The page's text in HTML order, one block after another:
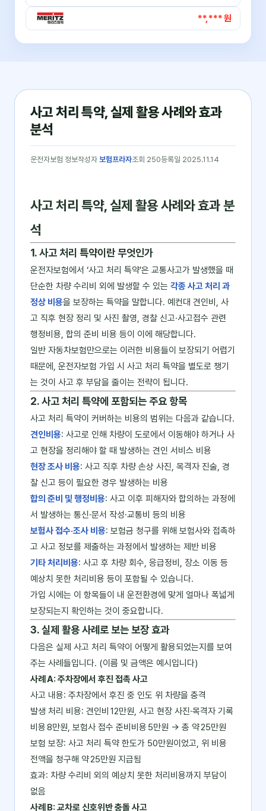
**,*** 원
사고 처리 특약, 실제 활용 사례와 효과
분석
운전자보험 정보작성자 보험프라자조회 250등록일 2025.11.14
사고 처리 특약, 실제 활용 사례와 효과 분
석
1. 사고 처리 특약이란 무엇인가
운전자보험에서 ‘사고 처리 특약’은 교통사고가 발생했을 때
단순한 차량 수리비 외에 발생할 수 있는 각종 사고 처리 과
정상 비용을 보장하는 특약을 말합니다. 예컨대 견인비, 사
고 직후 현장 정리 및 사진 촬영, 경찰 신고·사고접수 관련
행정비용, 합의 준비 비용 등이 이에 해당합니다.
일반 자동차보험만으로는 이러한 비용들이 보장되기 어렵기
때문에, 운전자보험 가입 시 사고 처리 특약을 별도로 챙기
는 것이 사고 후 부담을 줄이는 전략이 됩니다.
2. 사고 처리 특약에 포함되는 주요 항목
사고 처리 특약이 커버하는 비용의 범위는 다음과 같습니다.
견인비용: 사고로 인해 차량이 도로에서 이동해야 하거나 사
고 현장을 정리해야 할 때 발생하는 견인 서비스 비용
현장 조사 비용: 사고 직후 차량 손상 사진, 목격자 진술, 경
찰 신고 등이 필요한 경우 발생하는 비용
합의 준비 및 행정비용: 사고 이후 피해자와 합의하는 과정에
서 발생하는 통신·문서 작성·교통비 등의 비용
보험사 접수·조사 비용: 보험금 청구를 위해 보험사와 접촉하
고 사고 정보를 제출하는 과정에서 발생하는 제반 비용
기타 처리비용: 사고 후 차량 회수, 응급정비, 장소 이동 등
예상치 못한 처리비용 등이 포함될 수 있습니다.
가입 시에는 이 항목들이 내 운전환경에 맞게 얼마나 폭넓게
보장되는지 확인하는 것이 중요합니다.
3. 실제 활용 사례로 보는 보장 효과
다음은 실제 사고 처리 특약이 어떻게 활용되었는지를 보여
주는 사례들입니다. (이름 및 금액은 예시입니다)
사례 A: 주차장에서 후진 접촉 사고
사고 내용: 주차장에서 후진 중 인도 위 차량을 충격
발생 처리 비용: 견인비 12만원, 사고 현장 사진·목격자 기록
비용 8만원, 보험사 접수 준비비용 5만원 → 총 약 25만원
보험 보장: 사고 처리 특약 한도가 50만원이었고, 위 비용
전액을 청구해 약 25만원 지급됨
효과: 차량 수리비 외의 예상치 못한 처리비용까지 부담이
없음
사례 B: 교차로 신호위반 충돌 사고